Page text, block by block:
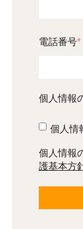
電話番号*
個人情報
個人情
個人情報
護基本方